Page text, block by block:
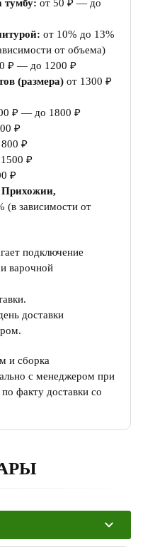
тумбу: от 50 ₽ — до
от 10% до 13%
от объема)
₽ — до 1200 ₽
(размера) от 1300 ₽
₽ — до 1800 ₽
₽
₽
₽
₽
(в зависимости от
подключение
варочной
доставки
и сборка
с менеджером при
факту доставки со